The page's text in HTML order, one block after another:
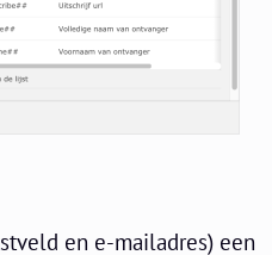
en e-mailadres) een